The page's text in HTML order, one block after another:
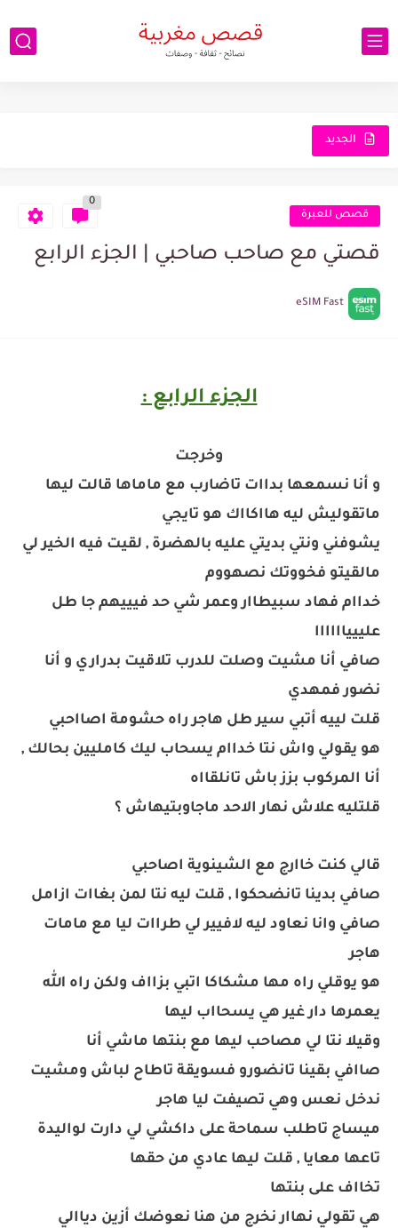
الجديد
قصص للعبرة
0
قصتي مع صاحب صاحبي | الجزء الرابع
eSIM Fast
الجزء الرابع :
وخرجت
و أنا نسمعها بداات تاضارب مع ماماها قالت ليها
ماتقوليش ليه هااكااك هو تايجي
يشوفني ونتي بديتي عليه بالهضرة , لقيت فيه الخير لي
مالقيتو فخووتك نصهووم
خداام فهاد سبيطاار وعمر شي حد فيييهم جا طل
علييياااااا
صافي أنا مشيت وصلت للدرب تلاقيت بدراري و أنا
نضور فمهدي
قلت لييه أتبي سير طل هاجر راه حشومة اصااحبي
هو يقولي واش نتا خداام يسحاب ليك كامليين بحالك ,
أنا المركوب بزز باش تانلقااه
قلتليه علاش نهار الاحد ماجاوبتيهاش ؟
قالي كنت خاارج مع الشينوية اصاحبي
صافي بدينا تانضحكوا , قلت ليه نتا لمن بغاات ازامل
صافي وانا نعاود ليه لافيير لي طراات ليا مع مامات
هاجر
هو يوقلي راه مها مشكاكا اتبي بزااف ولكن راه الله
يعمرها دار غير هي يسحااب ليها
وقيلا نتا لي مصاحب ليها مع بنتها ماشي أنا
صاافي بقينا تانضورو فسويقة تاطاح لباش ومشيت
ندخل نعس وهي تصيفت ليا هاجر
ميساج تاطلب سماحة على داكشي لي دارت لواليدة
تاعها معايا , قلت ليها عادي من حقها
تخااف على بنتها
هي تقولي نهاار نخرج من هنا نعوضك أزين دياالي